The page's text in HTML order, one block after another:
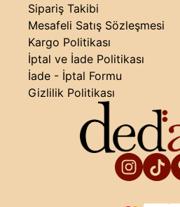
Sipariş Takibi
Mesafeli Satış Sözleşmesi
Kargo Politikası
İptal ve İade Politikası
İade - İptal Formu
Gizlilik Politikası